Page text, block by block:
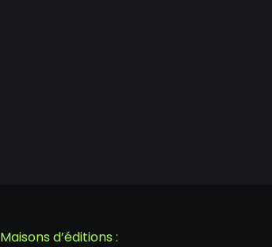
Maisons d’éditions :